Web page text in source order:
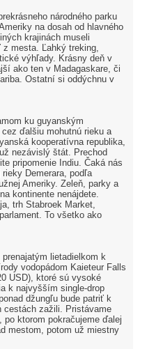
národného parku
na dosah od hlavného
krajinách museli
mesta. Ľahký treking,
výhľady. Krásny deň v
ako ten v Madagaskare, či
Ostatní si oddýchnu v
ku guyanským
ďalšiu mohutnú rieku a
kooperatívna republika,
nezávislý štát. Prechod
pripomenie Indiu. Čaká nás
Demerara, podľa
Ameriky. Zeleň, parky a
kontinente nenájdete.
trh Stabroek Market,
To všetko ako
lietadielkom k
vodopádom Kaieteur Falls
USD), ktoré sú vysoké
k najvyšším single-drop
džungľu bude patriť k
cestách zažili. Pristávame
ktorom pokračujeme ďalej
mestom, potom už miestny